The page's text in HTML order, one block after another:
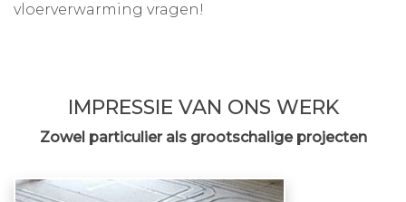
vloerverwarming vragen!
IMPRESSIE VAN ONS WERK
Zowel particulier als grootschalige projecten